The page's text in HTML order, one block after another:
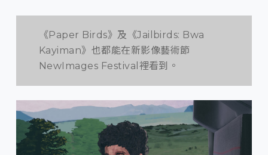
《Paper Birds》及《Jailbirds: Bwa
Kayiman》也都能在新影像藝術節
NewImages Festival裡看到。